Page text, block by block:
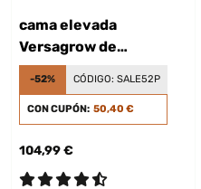
cama elevada
Versagrow de
Blumfeldt con ocho
piezas de módulo
-52% CÓDIGO: SALE52P
CON CUPÓN: 50,40 €
104,99 €